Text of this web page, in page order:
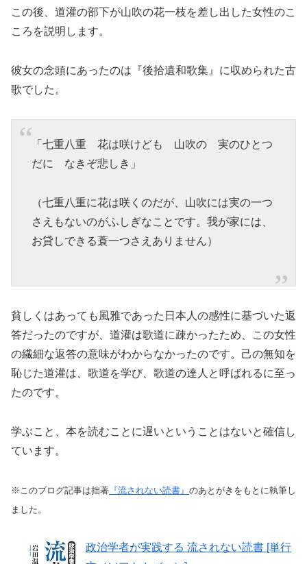
この後、道灌の部下が山吹の花一枝を差し出した女性のこ
ころを説明します。
彼女の念頭にあったのは『後拾遺和歌集』に収められた古
歌でした。
「七重八重 花は咲けども 山吹の 実のひとつ
だに なきぞ悲しき」
（七重八重に花は咲くのだが、山吹には実の一つ
さえもないのがふしぎなことです。我が家には、
お貸しできる蓑一つさえありません）
貧しくはあっても風雅であった日本人の感性に基づいた返
答だったのですが、道灌は歌道に疎かったため、この女性
の繊細な返答の意味がわからなかったのです。己の無知を
恥じた道灌は、歌道を学び、歌道の達人と呼ばれるに至っ
たのです。
学ぶこと、本を読むことに遅いということはないと確信し
ています。
※このブログ記事は拙著 『流されない読書』 のあとがきをもとに執筆し
ました。
政治学者が実践する 流されない読書 [単行